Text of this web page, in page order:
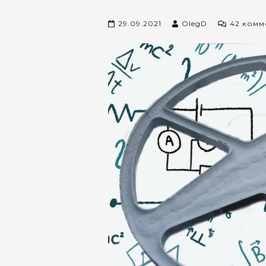
29.09.2021 OlegD 42